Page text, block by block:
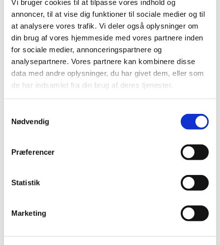
Vi bruger cookies til at tilpasse vores indhold og
annoncer, til at vise dig funktioner til sociale medier og til
at analysere vores trafik. Vi deler også oplysninger om
din brug af vores hjemmeside med vores partnere inden
for sociale medier, annonceringspartnere og
analysepartnere. Vores partnere kan kombinere disse
data med andre oplysninger, du har givet dem, eller som
de har indsamlet fra din brug af deres tjenester.
Nødvendig
Præferencer
Statistik
Marketing
7. december 2023
I forbindelse med monitorering af forsøgsordningen med
medicinsk cannabis offentliggør Lægemiddelstyrelsen…
Ændring af rapportering for visse
cannabisprodukter fra 1. januar 2024
|6. december 2023|
Lægemiddelstyrelsen har den 24. november 2023
Fristen i 2023 for lægemiddelansøgninger og
ansøgninger om kliniske lægemiddelforsøg er
den 20. december 2023